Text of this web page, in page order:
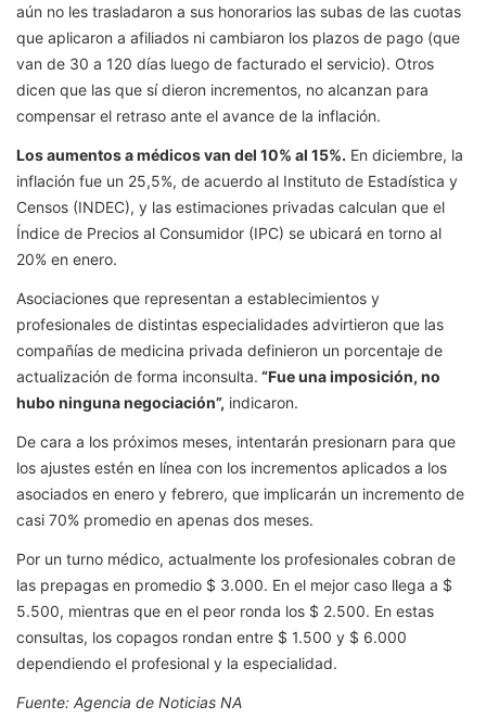
aún no les trasladaron a sus honorarios las subas de las cuotas
que aplicaron a afiliados ni cambiaron los plazos de pago (que
van de 30 a 120 días luego de facturado el servicio). Otros
dicen que las que sí dieron incrementos, no alcanzan para
compensar el retraso ante el avance de la inflación.
Los aumentos a médicos van del 10% al 15%. En diciembre, la
inflación fue un 25,5%, de acuerdo al Instituto de Estadística y
Censos (INDEC), y las estimaciones privadas calculan que el
Índice de Precios al Consumidor (IPC) se ubicará en torno al
20% en enero.
Asociaciones que representan a establecimientos y
profesionales de distintas especialidades advirtieron que las
compañías de medicina privada definieron un porcentaje de
actualización de forma inconsulta. “Fue una imposición, no
hubo ninguna negociación”, indicaron.
De cara a los próximos meses, intentarán presionarn para que
los ajustes estén en línea con los incrementos aplicados a los
asociados en enero y febrero, que implicarán un incremento de
casi 70% promedio en apenas dos meses.
Por un turno médico, actualmente los profesionales cobran de
las prepagas en promedio $ 3.000. En el mejor caso llega a $
5.500, mientras que en el peor ronda los $ 2.500. En estas
consultas, los copagos rondan entre $ 1.500 y $ 6.000
dependiendo el profesional y la especialidad.
Fuente: Agencia de Noticias NA